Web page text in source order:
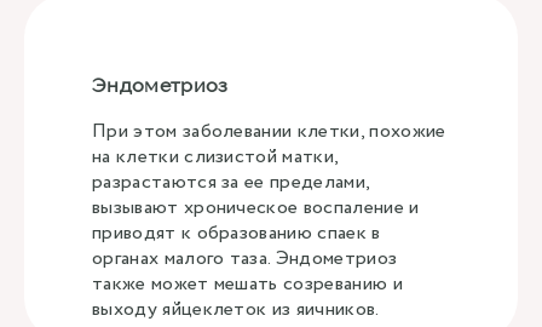
Эндометриоз
При этом заболевании клетки, похожие
на клетки слизистой матки,
разрастаются за ее пределами,
вызывают хроническое воспаление и
приводят к образованию спаек в
органах малого таза. Эндометриоз
также может мешать созреванию и
выходу яйцеклеток из яичников.